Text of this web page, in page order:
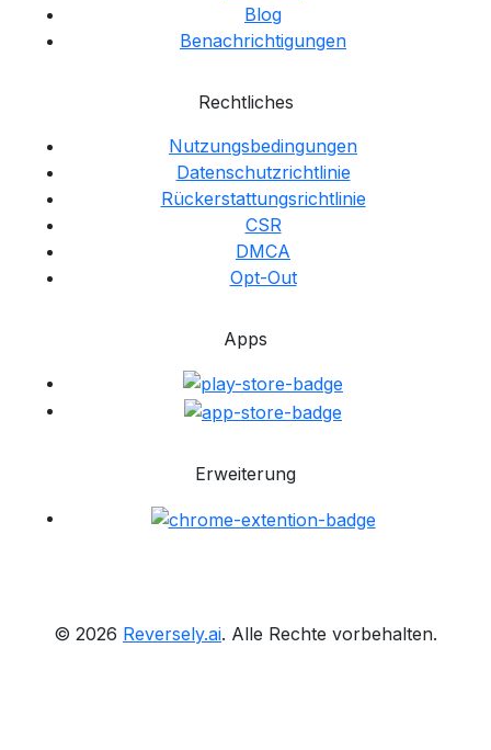
Blog
Benachrichtigungen
Rechtliches
Nutzungsbedingungen
Datenschutzrichtlinie
Rückerstattungsrichtlinie
CSR
DMCA
Opt-Out
Apps
Erweiterung
© 2026 Reversely.ai. Alle Rechte vorbehalten.